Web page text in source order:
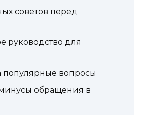
советов перед
руководство для
популярные вопросы
обращения в